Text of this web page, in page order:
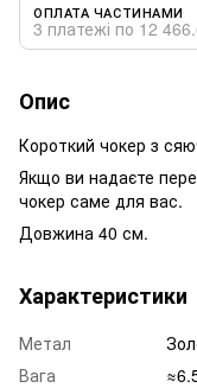
ОПЛАТА ЧАСТИНАМИ
3 платежі по 12
Опис
Короткий чокер з
Якщо ви надаєте
чокер саме для вас.
Довжина 40 см.
Характеристики
Метал
Вага